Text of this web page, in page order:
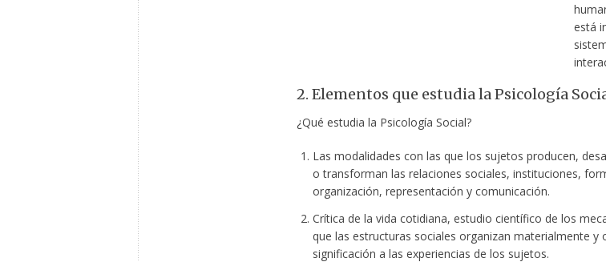
está
2. Elementos que estudia la Psicología
¿Qué estudia la Psicología Social?
Las modalidades con las que los sujetos producen,
o transforman las relaciones sociales, instituciones,
organización, representación y comunicación.
Crítica de la vida cotidiana, estudio científico de los
que las estructuras sociales organizan materialmente y
significación a las experiencias de los sujetos.